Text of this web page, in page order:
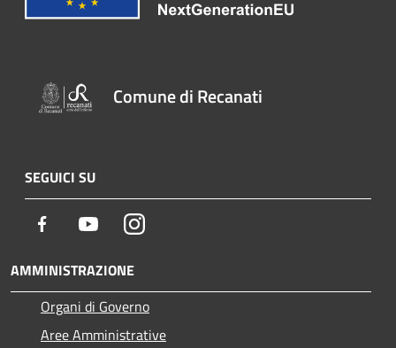
Comune di Recanati
SEGUICI SU
Facebook YoutubeInstagram
AMMINISTRAZIONE
Organi di Governo
Aree Amministrative